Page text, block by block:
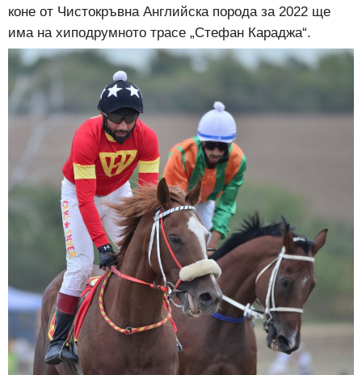
коне от Чистокръвна Английска порода за 2022 ще
има на хиподрумното трасе „Стефан Караджа“.